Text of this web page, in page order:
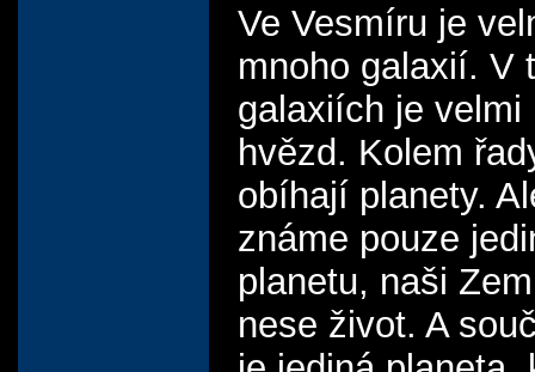
Ve Vesmíru je
mnoho galaxií. V
galaxiích je velmi
hvězd. Kolem
obíhají planety.
známe pouze
planetu, naši
nese život. A